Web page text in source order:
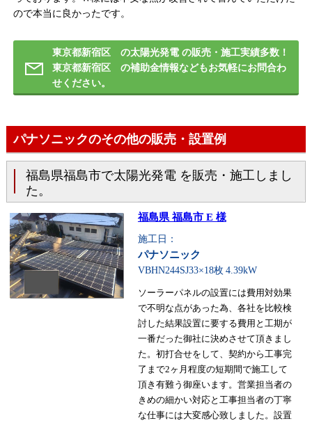
ので本当に良かったです。
東京都新宿区 の太陽光発電 の販売・施工実績多数！
東京都新宿区 の補助金情報などもお気軽にお問合わ
せください。
パナソニックのその他の販売・設置例
福島県福島市で太陽光発電 を販売・施工しまし
た。
福島県 福島市 E 様
施工日：
パナソニック
VBHN244SJ33×18枚 4.39kW
ソーラーパネルの設置には費用対効果
で不明な点があった為、各社を比較検
討した結果設置に要する費用と工期が
一番だった御社に決めさせて頂きまし
た。初打合せをして、契約から工事完
了まで2ヶ月程度の短期間で施工して
頂き有難う御座います。営業担当者の
きめの細かい対応と工事担当者の丁寧
な仕事には大変感心致しました。設置